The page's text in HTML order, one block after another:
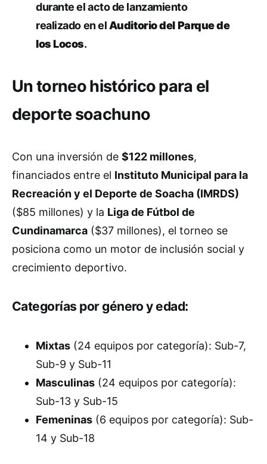
durante el acto de lanzamiento
realizado en elAuditorio del Parque de
los Locos.
Un torneo histórico para el
deporte soachuno
Con una inversión de $122 millones,
financiados entre el Instituto Municipal para la
Recreación y el Deporte de Soacha (IMRDS)
($85 millones) y la Liga de Fútbol de
Cundinamarca ($37 millones), el torneo se
posiciona como un motor de inclusión social y
crecimiento deportivo.
Categorías por género y edad:
Mixtas (24 equipos por categoría): Sub-7,
Sub-9 y Sub-11
Masculinas (24 equipos por categoría):
Sub-13 y Sub-15
Femeninas (6 equipos por categoría): Sub-
14 y Sub-18